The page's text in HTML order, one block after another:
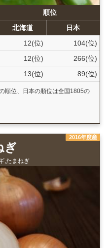
順位
北海道
日本
12(位)
104(位)
12(位)
266(位)
13(位) 89(位)
順位、日本の順位は全国1805の
2016年度産
ぎ
,たまねぎ